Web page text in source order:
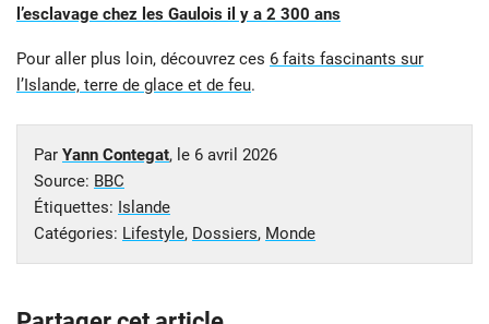
l’esclavage chez les Gaulois il y a 2 300 ans
Pour aller plus loin, découvrez ces 6 faits fascinants sur
l’Islande, terre de glace et de feu.
Par Yann Contegat, le 6 avril 2026
Source: BBC
Étiquettes: Islande
Catégories: Lifestyle, Dossiers, Monde